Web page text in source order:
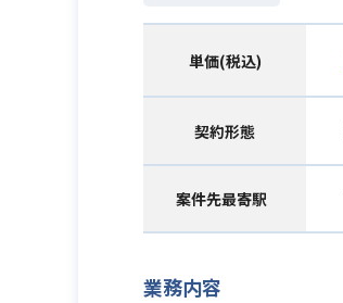
単価(税込)
契約形態
案件先最寄駅
業務内容